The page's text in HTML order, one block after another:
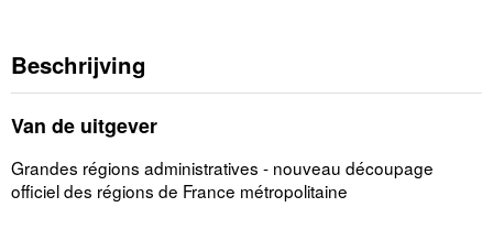
Beschrijving
Van de uitgever
Grandes régions administratives - nouveau découpage
officiel des régions de France métropolitaine